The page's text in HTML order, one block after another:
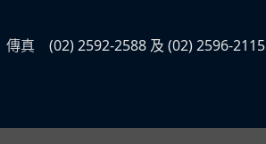
傳真
(02) 2592-2588 及 (02) 2596-2115